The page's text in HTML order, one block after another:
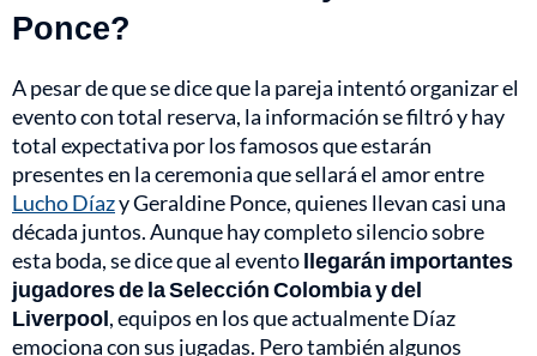
Ponce?
A pesar de que se dice que la pareja intentó organizar el
evento con total reserva, la información se filtró y hay
total expectativa por los famosos que estarán
presentes en la ceremonia que sellará el amor entre
Lucho Díazy Geraldine Ponce, quienes llevan casi una
década juntos. Aunque hay completo silencio sobre
esta boda, se dice que al eventollegarán importantes
jugadores de la Selección Colombia y del
Liverpool, equipos en los que actualmente Díaz
emociona con sus jugadas. Pero también algunos